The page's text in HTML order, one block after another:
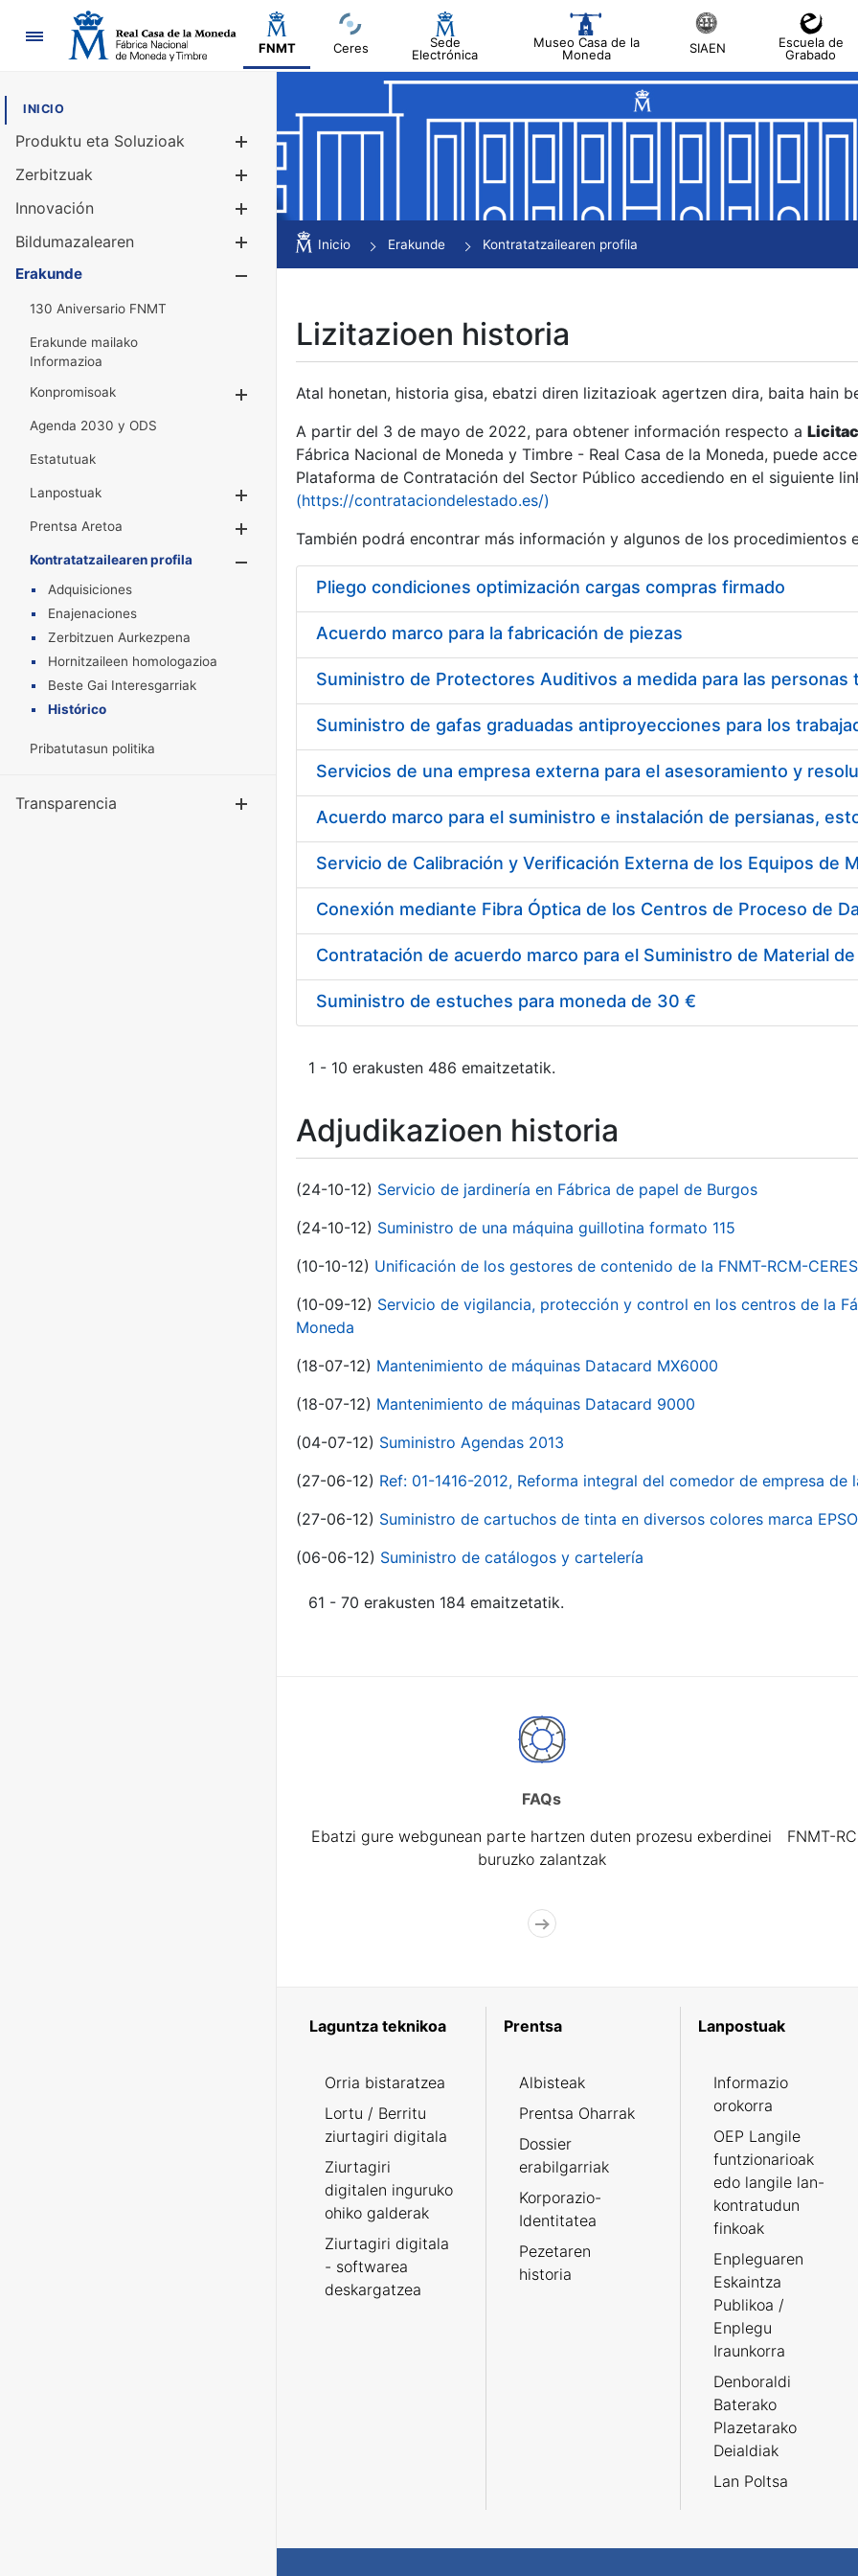
Nabigazioa
FNMT Ceres
Sede
Electrónica
Museo Casa de la
Moneda
SIAEN
Escuela de
Grabado
INICIO
Produktu eta Soluzioak
Erakutsi/Ezkutatu
Zerbitzuak
Innovación
Bildumazalearen
Erakutsi/Ezkutatu
Erakunde
130 Aniversario FNMT
Erakunde mailako
Informazioa
Konpromisoak
Erakutsi/Ezkutatu
Agenda 2030 y ODS
Estatutuak
Lanpostuak
Erakutsi/Ezkutatu
Prentsa Aretoa
Erakutsi/Ezkutatu
Kontratatzailearen profila
Erakutsi/Ezkutatu
Adquisiciones
Enajenaciones
Zerbitzuen Aurkezpena
Hornitzaileen homologazioa
Beste Gai Interesgarriak
Histórico
Pribatutasun politika
Transparencia Erakutsi/Ezkutatu
Inicio Erakunde Kontratatzailearen profila
Lizitazioen historia
Atal honetan, historia gisa, ebatzi diren lizitazioak agertzen dira, baita hain
A partir del 3 de mayo de 2022, para obtener información respecto a
Fábrica Nacional de Moneda y Timbre - Real Casa de la Moneda, puede
Plataforma de Contratación del Sector Público accediendo en el siguiente
(https://contrataciondelestado.es/)
También podrá encontrar más información y algunos de los procedimientos
Pliego condiciones optimización cargas compras firmado
Acuerdo marco para la fabricación de piezas
Acuerdo marco para el suministro e instalación de persianas,
Suministro de estuches para moneda de 30 €
1 - 10 erakusten 486 emaitzetatik.
Adjudikazioen historia
(24-10-12) Servicio de jardinería en Fábrica de papel de Burgos
(24-10-12) Suministro de una máquina guillotina formato 115
(10-10-12) Unificación de los gestores de contenido de la FNMT-RCM-CERES
(10-09-12) Servicio de vigilancia, protección y control en los centros de la
Moneda
(18-07-12) Mantenimiento de máquinas Datacard MX6000
(18-07-12) Mantenimiento de máquinas Datacard 9000
(04-07-12) Suministro Agendas 2013
(27-06-12) Ref: 01-1416-2012, Reforma integral del comedor de empresa de
(27-06-12) Suministro de cartuchos de tinta en diversos colores marca
(06-06-12) Suministro de catálogos y cartelería
61 - 70 erakusten 184 emaitzetatik.
FAQs
Ebatzi gure webgunean parte hartzen duten prozesu exberdinei
buruzko zalantzak
FNMT-
Laguntza teknikoa
Orria bistaratzea
Lortu / Berritu
ziurtagiri digitala
Ziurtagiri
digitalen inguruko
ohiko galderak
Ziurtagiri digitala
- softwarea
deskargatzea
Prentsa
Albisteak
Prentsa Oharrak
Dossier
erabilgarriak
Korporazio-
Identitatea
Pezetaren
historia
Lanpostuak
Informazio
orokorra
OEP Langile
funtzionarioak
edo langile lan-
kontratudun
finkoak
Enpleguaren
Eskaintza
Publikoa /
Enplegu
Iraunkorra
Denboraldi
Baterako
Plazetarako
Deialdiak
Lan Poltsa